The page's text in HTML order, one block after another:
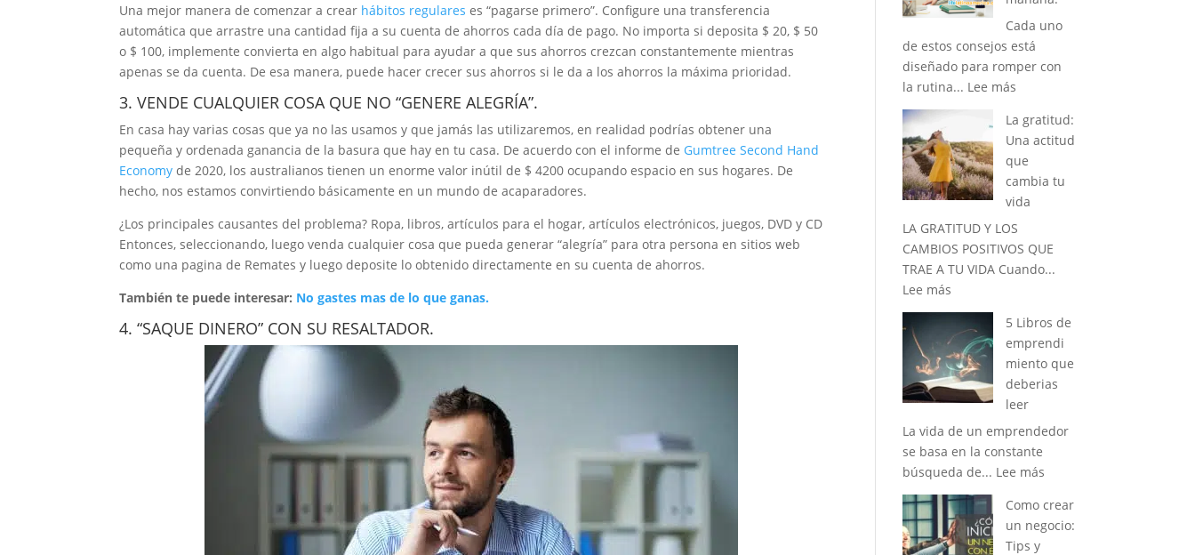
Una mejor manera de comenzar a crear hábitos regulares es “pagarse primero”. Configure una transferencia
automática que arrastre una cantidad fija a su cuenta de ahorros cada día de pago. No importa si deposita $ 20, $ 50
o $ 100, implemente convierta en algo habitual para ayudar a que sus ahorros crezcan constantemente mientras
apenas se da cuenta. De esa manera, puede hacer crecer sus ahorros si le da a los ahorros la máxima prioridad.
3. VENDE CUALQUIER COSA QUE NO “GENERE ALEGRÍA”.
En casa hay varias cosas que ya no las usamos y que jamás las utilizaremos, en realidad podrías obtener una
pequeña y ordenada ganancia de la basura que hay en tu casa. De acuerdo con el informe de Gumtree Second Hand
Economy de 2020, los australianos tienen un enorme valor inútil de $ 4200 ocupando espacio en sus hogares. De
hecho, nos estamos convirtiendo básicamente en un mundo de acaparadores.
¿Los principales causantes del problema? Ropa, libros, artículos para el hogar, artículos electrónicos, juegos, DVD y CD
Entonces, seleccionando, luego venda cualquier cosa que pueda generar “alegría” para otra persona en sitios web
como una pagina de Remates y luego deposite lo obtenido directamente en su cuenta de ahorros.
También te puede interesar: No gastes mas de lo que ganas.
4. “SAQUE DINERO” CON SU RESALTADOR.
has
tener
Cada uno
de estos consejos está
diseñado para romper con
la rutina... Lee más
consejos
disruptivos
para
cada
mañana.
La gratitud:
Una actitud
que
cambia tu
vida
LA GRATITUD Y LOS
CAMBIOS POSITIVOS QUE
TRAE A TU VIDA Cuando...
Lee más
La
gratitud:
Una
actitud
que
tu
vida
5 Libros de
emprendi
miento que
deberias
leer
La vida de un emprendedor
se basa en la constante
búsqueda de... Lee más
Libros
de
Como crear
un negocio:
Tips y